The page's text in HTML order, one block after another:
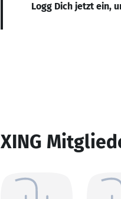
Logg Dich jetzt ein,
XING